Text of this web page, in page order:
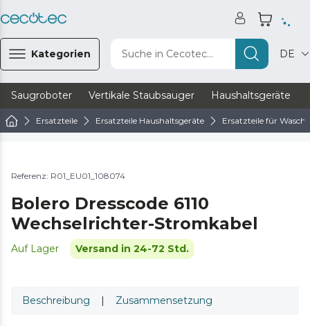
Kategorien Suche in Cecotec... DE
Saugroboter Vertikale Staubsauger Haushaltsgeräte
Ersatzteile Ersatzteile Haushaltsgeräte Ersatzteile für
Referenz: R01_EU01_108074
Bolero Dresscode 6110
Wechselrichter-Stromkabel
Auf Lager Versand in 24-72 Std.
Beschreibung | Zusammensetzung